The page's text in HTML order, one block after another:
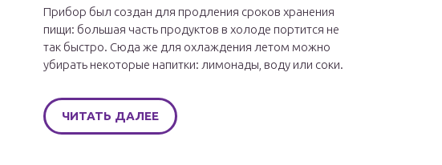
Прибор был создан для продления сроков хранения
пищи: большая часть продуктов в холоде портится не
так быстро. Сюда же для охлаждения летом можно
убирать некоторые напитки: лимонады, воду или соки.
ЧИТАТЬ ДАЛЕЕ